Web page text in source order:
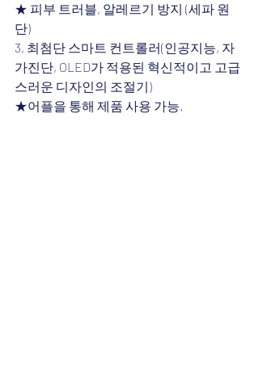
★ 피부 트러블, 알레르기 방지 (세파 원
단)
3, 최첨단 스마트 컨트롤러(인공지능, 자
가진단, OLED가 적용된 혁신적이고 고급
스러운 디자인의 조절기)
★어플을 통해 제품 사용 가능.